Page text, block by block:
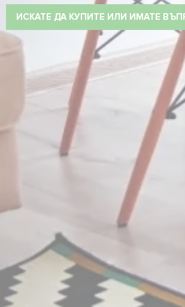
ИСКАТЕ ДА КУПИТЕ ИЛИ ИМАТЕ